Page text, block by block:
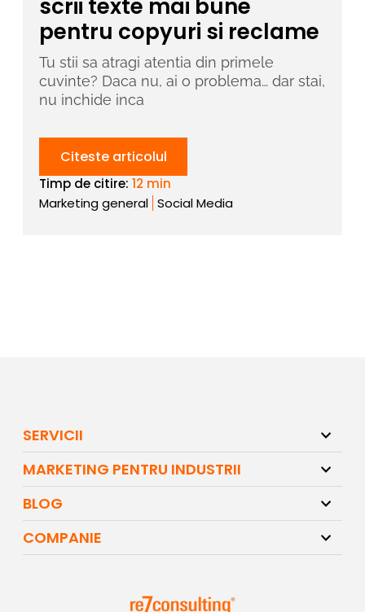
scrii texte mai bune
pentru copyuri si reclame
Tu stii sa atragi atentia din primele
cuvinte? Daca nu, ai o problema… dar stai,
nu inchide inca
Citeste articolul
Timp de citire:12 min
Marketing general Social Media
SERVICII
MARKETING PENTRU INDUSTRII
BLOG
COMPANIE